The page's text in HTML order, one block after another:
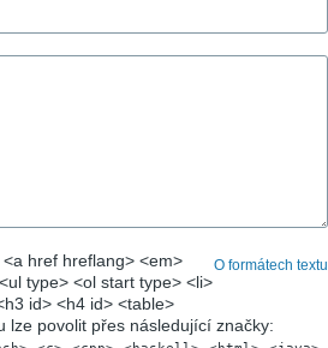
O formátech textu
href hreflang> <em>
type> <ol start type> <li>
id> <h4 id> <table>
lze povolit přes následující značky: